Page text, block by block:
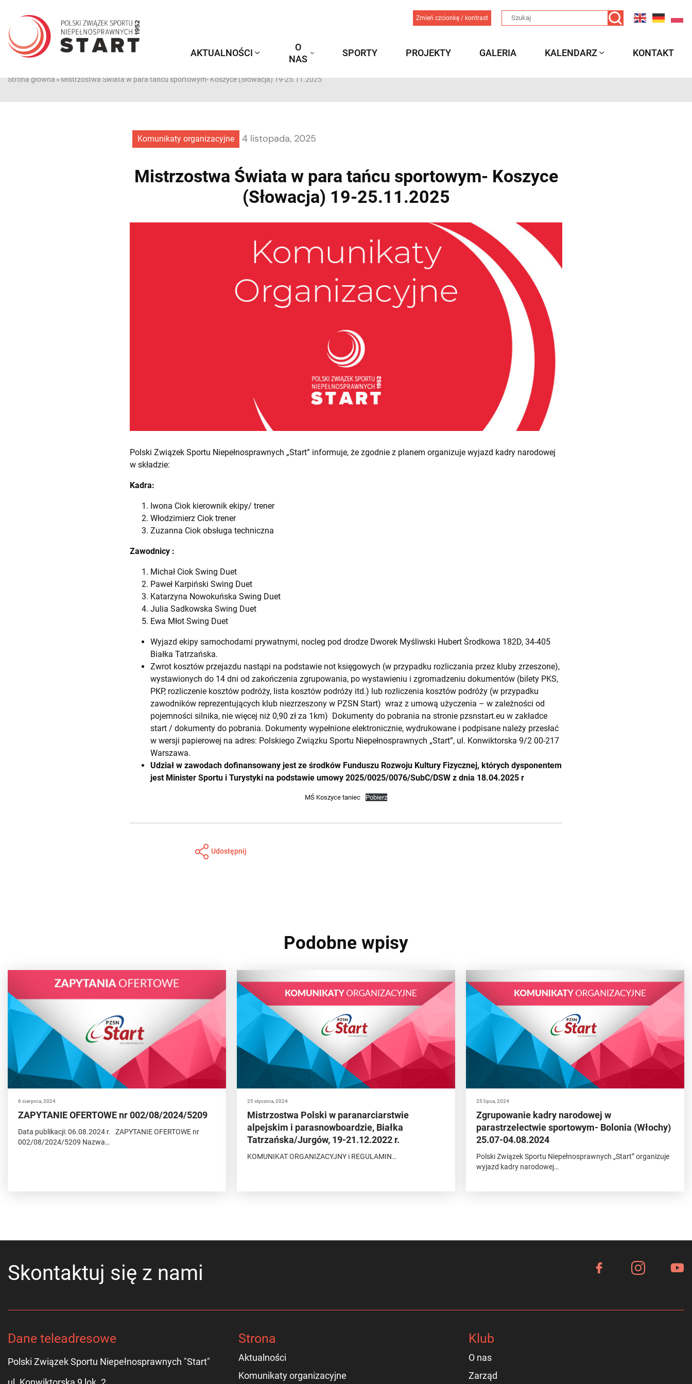
treści
Zmień czcionkę / kontrast
AKTUALNOŚCI
O
NAS
SPORTY PROJEKTY GALERIA KALENDARZ KONTAKT
Strona główna»Mistrzostwa Świata w para tańcu sportowym- Koszyce (Słowacja) 19-25.11.2025
Komunikaty organizacyjne 4 listopada, 2025
Mistrzostwa Świata w para tańcu sportowym- Koszyce
(Słowacja) 19-25.11.2025
Polski Związek Sportu Niepełnosprawnych „Start” informuje, że zgodnie z planem organizuje wyjazd kadry narodowej
w składzie:
Kadra:
Iwona Ciok kierownik ekipy/ trener
Włodzimierz Ciok trener
Zuzanna Ciok obsługa techniczna
Zawodnicy :
Michał Ciok Swing Duet
Paweł Karpiński Swing Duet
Katarzyna Nowokuńska Swing Duet
Julia Sadkowska Swing Duet
Ewa Młot Swing Duet
Wyjazd ekipy samochodami prywatnymi, nocleg pod drodze Dworek Myśliwski Hubert Środkowa 182D, 34-405
Białka Tatrzańska.
Zwrot kosztów przejazdu nastąpi na podstawie not księgowych (w przypadku rozliczania przez kluby zrzeszone),
wystawionych do 14 dni od zakończenia zgrupowania, po wystawieniu i zgromadzeniu dokumentów (bilety PKS,
PKP, rozliczenie kosztów podróży, lista kosztów podróży itd.) lub rozliczenia kosztów podróży (w przypadku
zawodników reprezentujących klub niezrzeszony w PZSN Start) wraz z umową użyczenia – w zależności od
pojemności silnika, nie więcej niż 0,90 zł za 1km) Dokumenty do pobrania na stronie pzsnstart.eu w zakładce
start / dokumenty do pobrania. Dokumenty wypełnione elektronicznie, wydrukowane i podpisane należy przesłać
w wersji papierowej na adres: Polskiego Związku Sportu Niepełnosprawnych „Start”, ul. Konwiktorska 9/2 00-217
Warszawa.
Udział w zawodach dofinansowany jest ze środków Funduszu Rozwoju Kultury Fizycznej, których dysponentem
jest Minister Sportu i Turystyki na podstawie umowy 2025/0025/0076/SubC/DSW z dnia 18.04.2025 r
MŚ Koszyce taniec Pobierz
Udostępnij
Podobne wpisy
6 sierpnia, 2024
ZAPYTANIE OFERTOWE nr 002/08/2024/5209
Data publikacji: 06.08.2024 r. ZAPYTANIE OFERTOWE nr
002/08/2024/5209 Nazwa…
25 stycznia, 2024
Mistrzostwa Polski w paranarciarstwie
alpejskim i parasnowboardzie, Białka
Tatrzańska/Jurgów, 19-21.12.2022 r.
KOMUNIKAT ORGANIZACYJNY i REGULAMIN…
25 lipca, 2024
Zgrupowanie kadry narodowej w
parastrzelectwie sportowym- Bolonia (Włochy)
25.07-04.08.2024
Polski Związek Sportu Niepełnosprawnych „Start” organizuje
wyjazd kadry narodowej…
Skontaktuj się z nami
Dane teleadresowe
Polski Związek Sportu Niepełnosprawnych "Start"
Strona
Aktualności
Komunikaty organizacyjne
Klub
O nas
Zarząd